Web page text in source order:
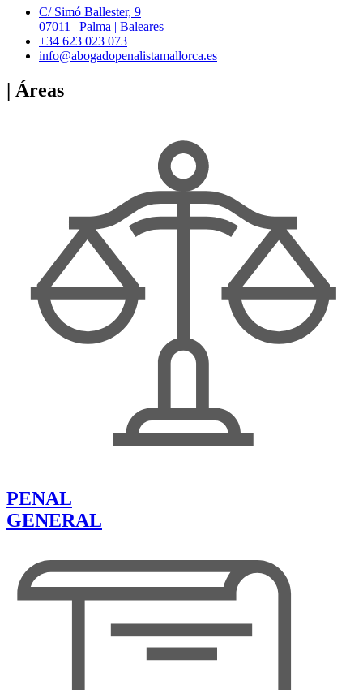
C/ Simó Ballester, 9
07011 | Palma | Baleares
+34 623 023 073
info@abogadopenalistamallorca.es
| Áreas
PENAL
GENERAL